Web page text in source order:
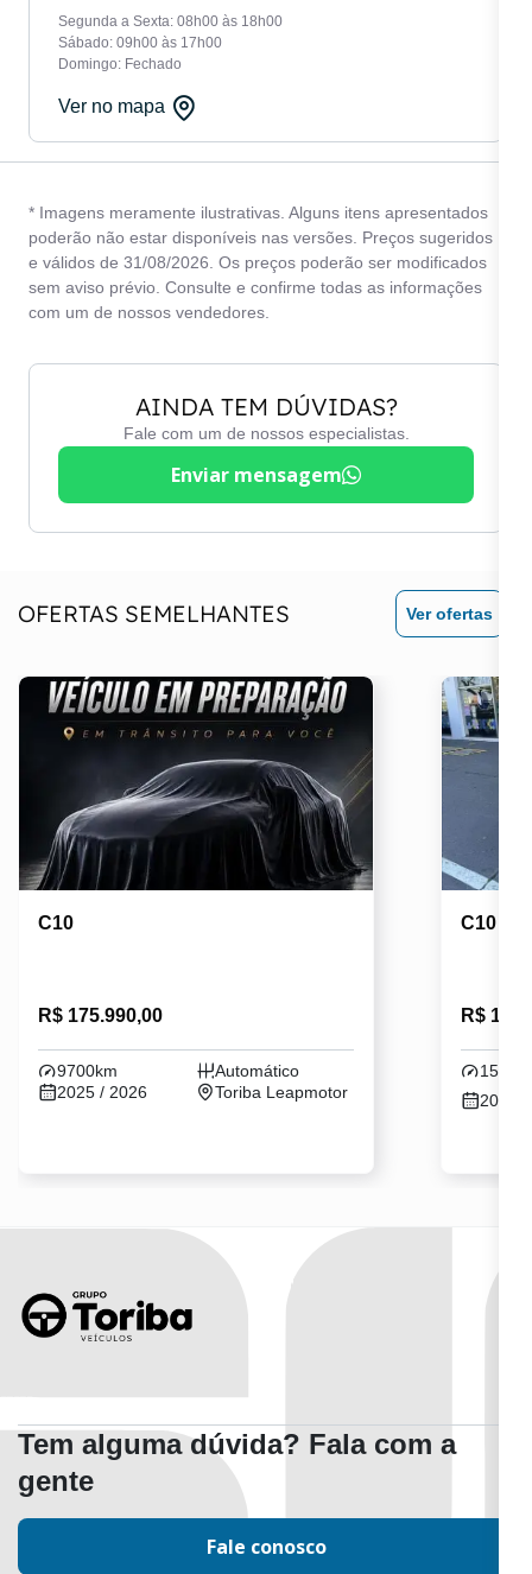
Segunda a Sexta: 08h00 às 18h00
Sábado: 09h00 às 17h00
Domingo: Fechado
Ver no mapa
* Imagens meramente ilustrativas. Alguns itens apresentados
poderão não estar disponíveis nas versões. Preços sugeridos
e válidos de 31/08/2026. Os preços poderão ser modificados
sem aviso prévio. Consulte e confirme todas as informações
com um de nossos vendedores.
AINDA TEM DÚVIDAS?
Fale com um de nossos especialistas.
Enviar mensagem
OFERTAS SEMELHANTES Ver ofertas
C10
R$ 175.990,00
9700km
Automático
2025 / 2026
Toriba Leapmotor
C10
R$
15km
2026 /
Tem alguma dúvida? Fala com a
gente
Fale conosco